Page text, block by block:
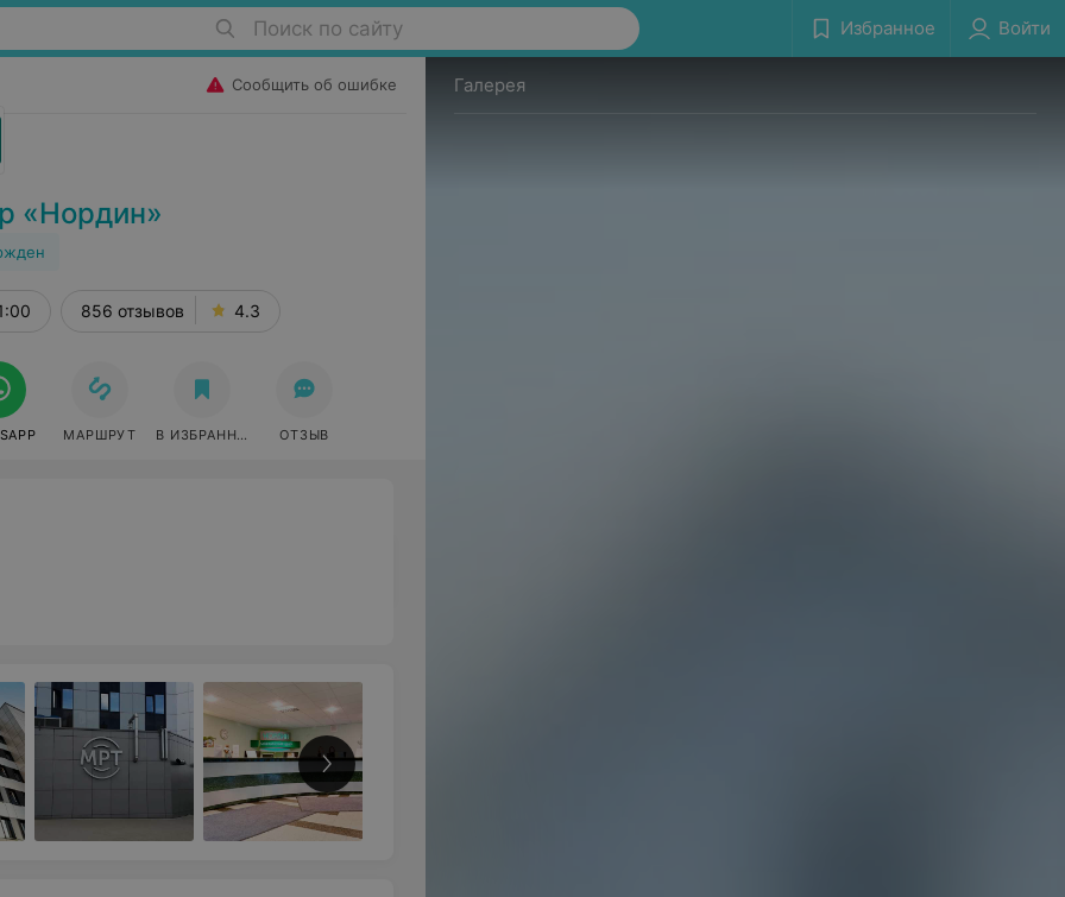
Поиск по сайту Избранное Войти
Сообщить об ошибке
«Нордин»
856 отзывов 4.3
МАРШРУТ В ИЗБРАННОЕ ОТЗЫВ
Галерея